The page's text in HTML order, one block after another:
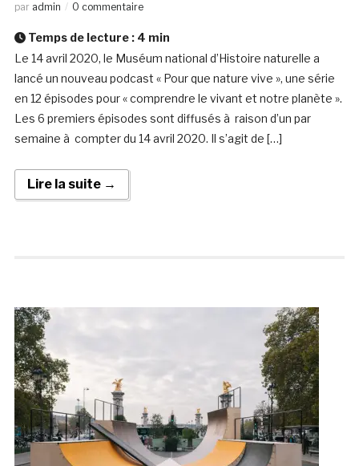
par admin 0 commentaire
Temps de lecture : 4 min
Le 14 avril 2020, le Muséum national d’Histoire naturelle a
lancé un nouveau podcast « Pour que nature vive », une série
en 12 épisodes pour « comprendre le vivant et notre planète ».
Les 6 premiers épisodes sont diffusés à raison d’un par
semaine à compter du 14 avril 2020. Il s’agit de […]
Lire la suite →